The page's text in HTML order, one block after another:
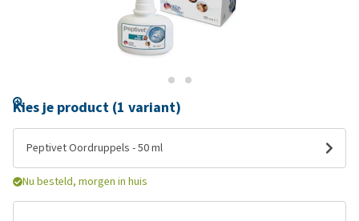
Kies je product (1 variant)
Peptivet Oordruppels - 50 ml
Nu besteld, morgen in huis